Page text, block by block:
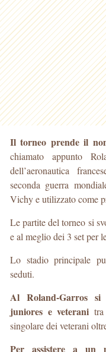
Il torneo prende il
chiamato appunto
dell’aeronautica
seconda guerra
Vichy e utilizzato come
Le partite del torneo si
e al meglio dei 3 set per
Lo stadio principale
seduti.
Al Roland-Garros si
juniores e veterani
singolare dei veterani
Per assistere a un